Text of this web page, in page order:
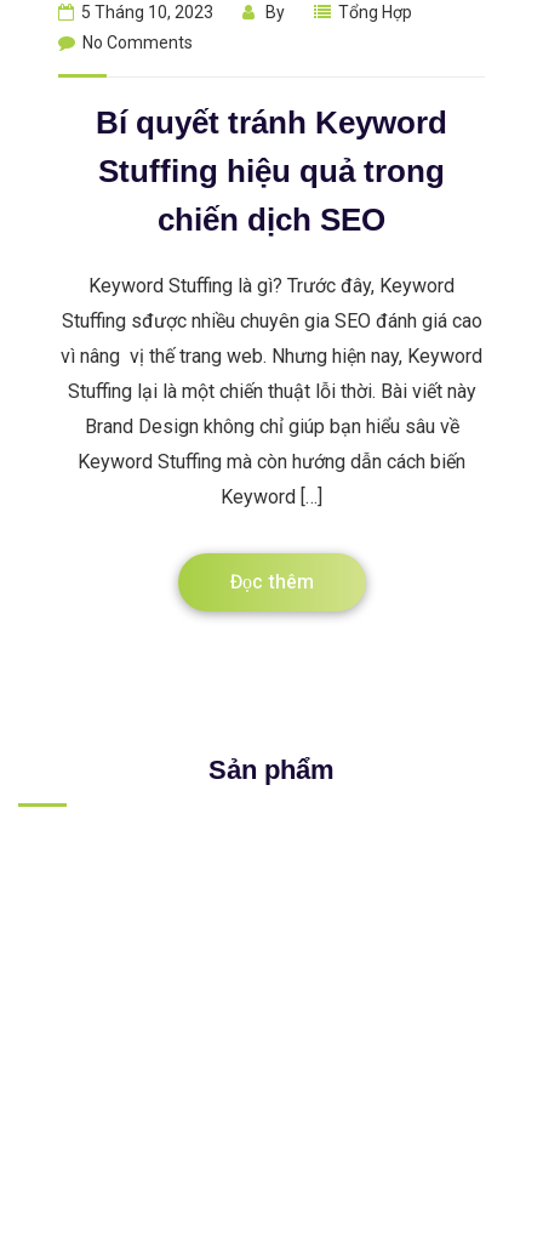
5 Tháng 10, 2023 By
Tổng Hợp
No Comments
Bí quyết tránh Keyword
Stuffing hiệu quả trong
chiến dịch SEO
Keyword Stuffing là gì? Trước đây, Keyword
Stuffing sđược nhiều chuyên gia SEO đánh giá cao
vì nâng vị thế trang web. Nhưng hiện nay, Keyword
Stuffing lại là một chiến thuật lỗi thời. Bài viết này
Brand Design không chỉ giúp bạn hiểu sâu về
Keyword Stuffing mà còn hướng dẫn cách biến
Keyword […]
Đọc thêm
Sản phẩm